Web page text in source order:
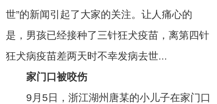
世”的新闻引起了大家的关注。让人痛心的
是，男孩已经接种了三针狂犬疫苗，离第四针
狂犬病疫苗差两天时不幸发病去世...
家门口被咬伤
9月5日，浙江湖州唐某的小儿子在家门口